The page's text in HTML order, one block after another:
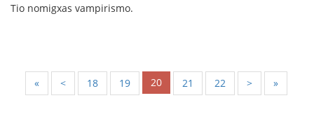
Tio nomigxas vampirismo.
« < 18 19 20 21 22 > »